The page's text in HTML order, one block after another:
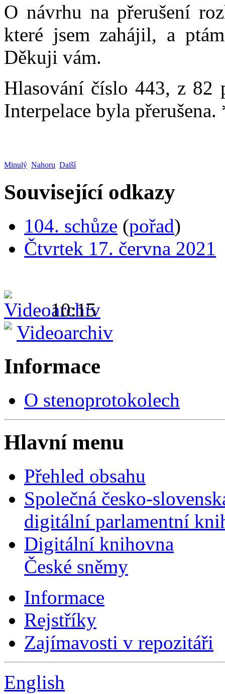
O návrhu na přerušení
které jsem zahájil, a
Děkuji vám.
Hlasování číslo 443, z
Interpelace byla
Minulý Nahoru Další
Související odkazy
104. schůze (pořad)
Čtvrtek 17. června 2021
10:15
Videoarchiv
Informace
O stenoprotokolech
Hlavní menu
Přehled obsahu
Společná česko-
digitální parlamentní
Digitální knihovna
České sněmy
Informace
Rejstříky
Zajímavosti v repozitáři
English